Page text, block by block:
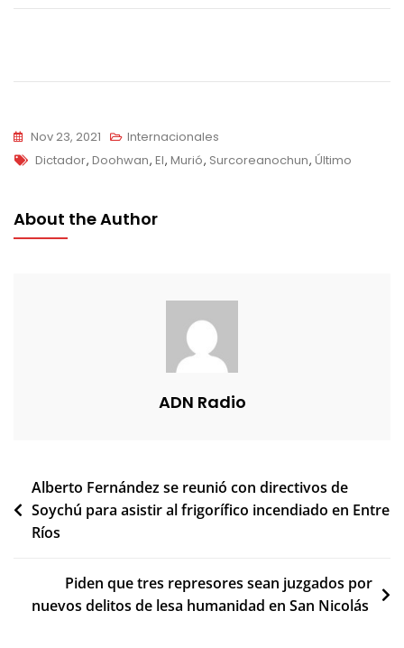
de
Nov 23, 2021
Internacionales
Tags
Dictador, Doohwan, El, Murió, Surcoreanochun, Último
About the Author
ADN Radio
Navegación
de
entradas
Alberto Fernández se reunió con directivos de
Soychú para asistir al frigorífico incendiado en Entre
Ríos
Piden que tres represores sean juzgados por
nuevos delitos de lesa humanidad en San Nicolás